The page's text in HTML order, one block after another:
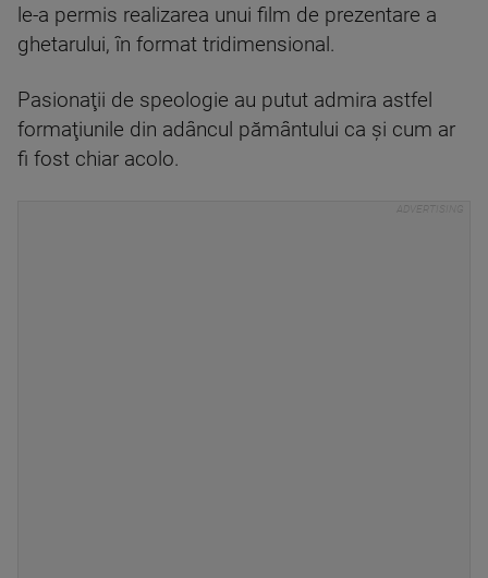
le-a permis realizarea unui film de prezentare a
ghetarului, în format tridimensional.
Pasionaţii de speologie au putut admira astfel
formaţiunile din adâncul pământului ca şi cum ar
fi fost chiar acolo.